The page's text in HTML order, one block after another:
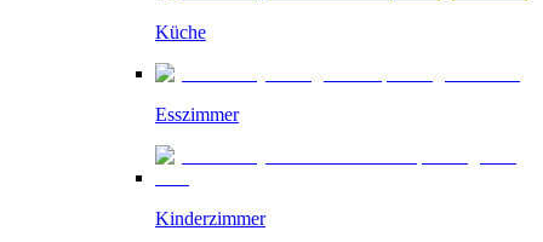
Küche
Esszimmer
Kinderzimmer